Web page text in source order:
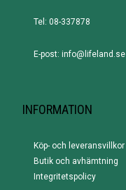
Tel: 08-337878
E-post: info@lifeland.se
INFORMATION
Köp- och leveransvillkor
Butik och avhämtning
Integritetspolicy